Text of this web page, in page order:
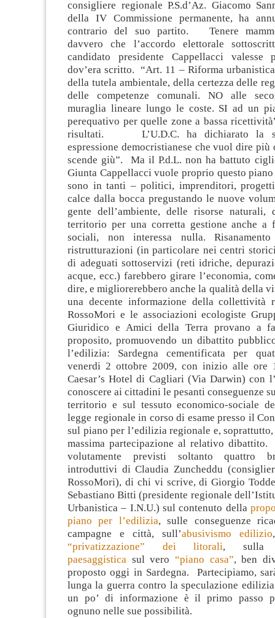
consigliere regionale P.S.d’Az. Giacomo
della IV Commissione permanente, ha
contrario del suo partito. Tenere
davvero che l’accordo elettorale
candidato presidente Cappellacci
dov’era scritto. “Art. 11 – Riforma
della tutela ambientale, della certezza delle
delle competenze comunali. NO alle
muraglia lineare lungo le coste. SI ad un
perequativo per quelle zone a bassa
risultati. L’U.D.C. ha dichiarato la
espressione democristianese che vuol dire
scende giù”. Ma il P.d.L. non ha battuto
Giunta Cappellacci vuole proprio questo
sono in tanti – politici, imprenditori,
calce dalla bocca pregustando le nuove
gente dell’ambiente, delle risorse naturali,
territorio per una corretta gestione anche a
sociali, non interessa nulla. Risanamento
ristrutturazioni (in particolare nei centri
di adeguati sottoservizi (reti idriche,
acque, ecc.) farebbero girare l’economia,
dire, e migliorerebbero anche la qualità della
una decente informazione della collettività
RossoMori e le associazioni ecologiste
Giuridico e Amici della Terra provano a
proposito, promuovendo un dibattito
l’edilizia: Sardegna cementificata per
venerdi 2 ottobre 2009, con inizio alle ore
Caesar’s Hotel di Cagliari (Via Darwin) con
conoscere ai cittadini le pesanti conseguenze
territorio e sul tessuto economico-sociale
legge regionale in corso di esame presso il
sul piano per l’edilizia regionale e,
massima partecipazione al relativo
volutamente previsti soltanto quattro
introduttivi di Claudia Zuncheddu
RossoMori), di chi vi scrive, di Giorgio
Sebastiano Bitti (presidente regionale
Urbanistica – I.N.U.) sul contenuto della
piano per l’edilizia, sulle conseguenze
campagne e città, sull’abusivismo edilizio
“privatizzazione” dei litorali,
paesaggistica sul vero “piano casa”, ben
proposto oggi in Sardegna. Partecipiamo,
lunga la guerra contro la speculazione
un po’ di informazione è il primo passo
ognuno nelle sue possibilità.